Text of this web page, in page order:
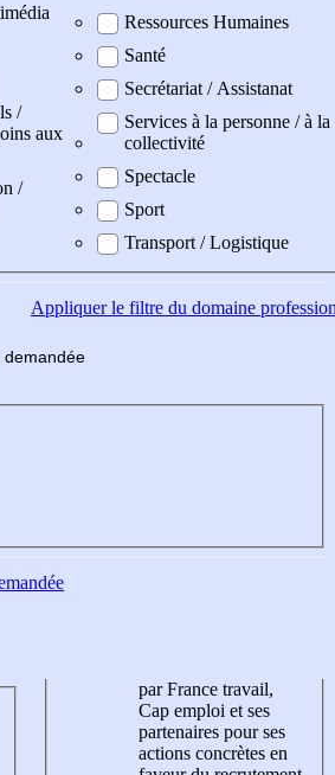
/
aux
/
Ressources Humaines
Santé
Secrétariat / Assistanat
Services à la personne / à la
collectivité
Spectacle
Sport
Transport / Logistique
Appliquerle filtre du domaine
demandée
par France travail,
Cap emploi et ses
partenaires pour ses
actions concrètes en